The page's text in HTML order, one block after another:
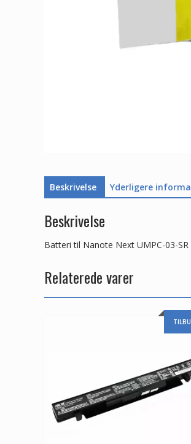
Beskrivelse Yderligere
Beskrivelse
Batteri til Nanote Next UMPC-03-SR
Relaterede varer